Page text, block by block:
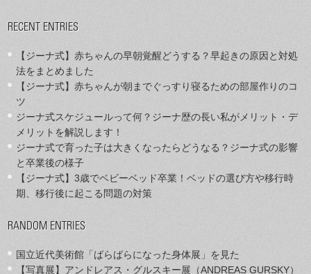
RECENT ENTRIES
【ジーナ式】赤ちゃんの早朝覚醒どうする？早起きの原因と対処
法をまとめました
【ジーナ式】赤ちゃんが朝までぐっすり寝るための部屋作りのコ
ツ
ジーナ式スケジュールって何？ジーナ歴の長い私がメリット・デ
メリットを解説します！
ジーナ式で育った子は大きくなったらどうなる？ジーナ式の影響
と卒業後の様子
【ジーナ式】3歳でベビーベッド卒業！ベッドの選び方や移行時
期、移行後に起こる問題の対策
RANDOM ENTRIES
国立近代美術館「ばらばらになった身体展」を見た
【写真展】アンドレアス・グルスキー展（ANDREAS GURSKY）